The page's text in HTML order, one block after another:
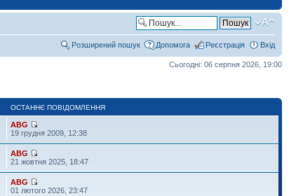
Розширений пошук Допомога Реєстрація Вхід
Сьогодні: 06 серпня 2026, 19:00
ОСТАННЄ ПОВІДОМЛЕННЯ
ABG
19 грудня 2009, 12:38
ABG
21 жовтня 2025, 18:47
ABG
01 лютого 2026, 23:47